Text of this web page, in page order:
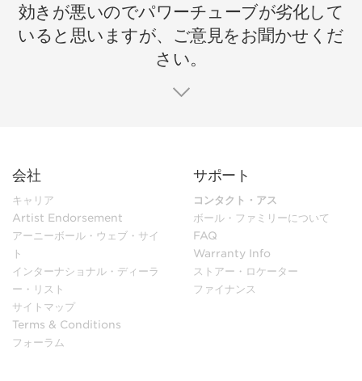
効きが悪いのでパワーチューブが劣化して
いると思いますが、ご意見をお聞かせくだ
さい。
会社
キャリア
Artist Endorsement
アーニーボール・ウェブ・サイ
ト
インターナショナル・ディーラ
ー・リスト
サイトマップ
Terms & Conditions
フォーラム
サポート
コンタクト・アス
ボール・ファミリーについて
FAQ
Warranty Info
ストアー・ロケーター
ファイナンス